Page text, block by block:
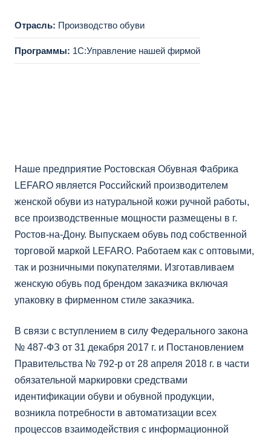
Отрасль: Производство обуви
Программы: 1С:Управление нашей фирмой
Наше предприятие Ростовская Обувная Фабрика
LEFARO является Российский производителем
женской обуви из натуральной кожи ручной работы,
все производственные мощности размещены в г.
Ростов-на-Дону. Выпускаем обувь под собственной
торговой маркой LEFARO. Работаем как с оптовыми,
так и розничными покупателями. Изготавливаем
женскую обувь под брендом заказчика включая
упаковку в фирменном стиле заказчика.
В связи с вступлением в силу Федерального закона
№ 487-ФЗ от 31 декабря 2017 г. и Постановлением
Правительства № 792-р от 28 апреля 2018 г. в части
обязательной маркировки средствами
идентификации обуви и обувной продукции,
возникла потребности в автоматизации всех
процессов взаимодействия с информационной